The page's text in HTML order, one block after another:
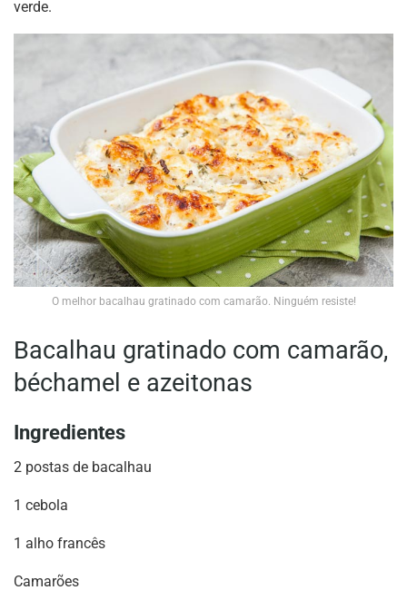
verde.
O melhor bacalhau gratinado com camarão. Ninguém resiste!
Bacalhau gratinado com camarão,
béchamel e azeitonas
Ingredientes
2 postas de bacalhau
1 cebola
1 alho francês
Camarões